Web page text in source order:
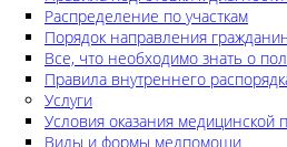
Распределение по участкам
Порядок направления
Все, что необходимо знать о
Правила внутреннего
Услуги
Условия оказания медицинской
Виды и формы медпомощи